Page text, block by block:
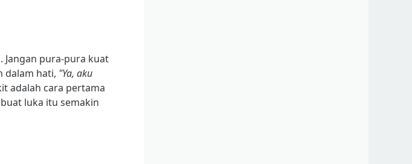
pura-pura kuat
dalam hati, "Ya, aku
adalah cara pertama
luka itu semakin